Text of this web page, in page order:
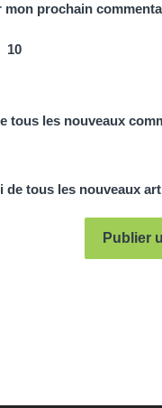
mon prochain
10
tous les nouveaux
de tous les nouveaux